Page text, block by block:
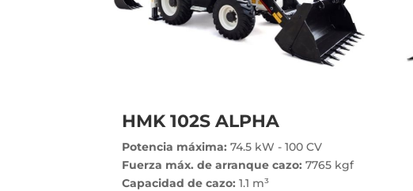
HMK 102S ALPHA
Potencia máxima: 74.5 kW - 100 CV
Fuerza máx. de arranque cazo: 7765 kgf
Capacidad de cazo: 1.1 m³